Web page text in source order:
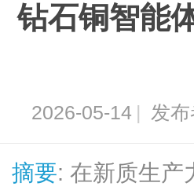
› ›
钻石铜智能
2026-05-14 | 发布
摘要: 在新质生产